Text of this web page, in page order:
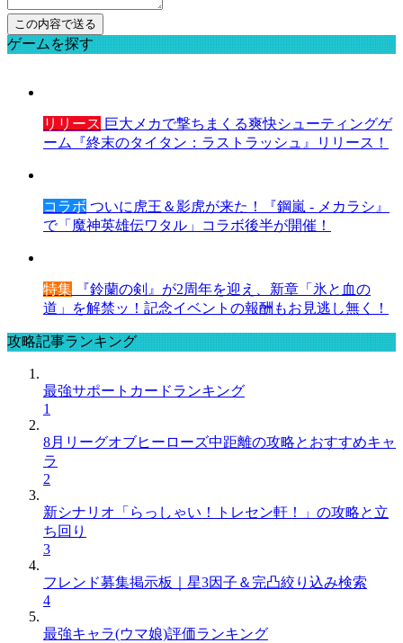
ゲームを探す
リリース 巨大メカで撃ちまくる爽快シューティングゲ
ーム『終末のタイタン：ラストラッシュ』リリース！
コラボ ついに虎王＆影虎が来た！『鋼嵐 - メカラシ』
で「魔神英雄伝ワタル」コラボ後半が開催！
特集 『鈴蘭の剣』が2周年を迎え、新章「氷と血の
道」を解禁ッ！記念イベントの報酬もお見逃し無く！
攻略記事ランキング
最強サポートカードランキング
1
8月リーグオブヒーローズ中距離の攻略とおすすめキャ
ラ
2
新シナリオ「らっしゃい！トレセン軒！」の攻略と立
ち回り
3
フレンド募集掲示板｜星3因子＆完凸絞り込み検索
4
最強キャラ(ウマ娘)評価ランキング